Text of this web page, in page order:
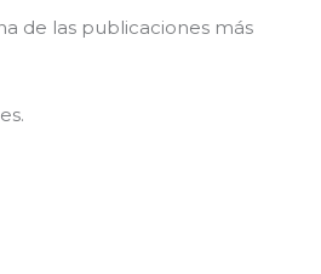
de las publicaciones más